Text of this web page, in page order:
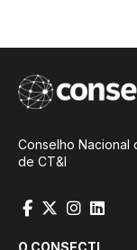
Conselho Nacional
de CT&I
O CONSECTI